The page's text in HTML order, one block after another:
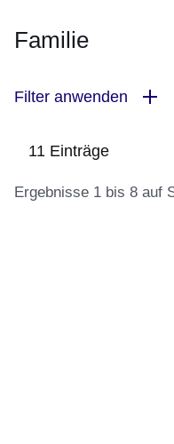
Familie
Filter anwenden
11 Einträge
Ergebnisse 1 bis 8 auf